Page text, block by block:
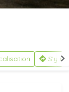
S'y